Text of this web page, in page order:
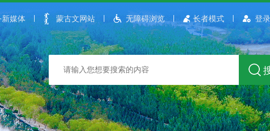
媒体 蒙古文网站 无障碍浏览 长者模式 登